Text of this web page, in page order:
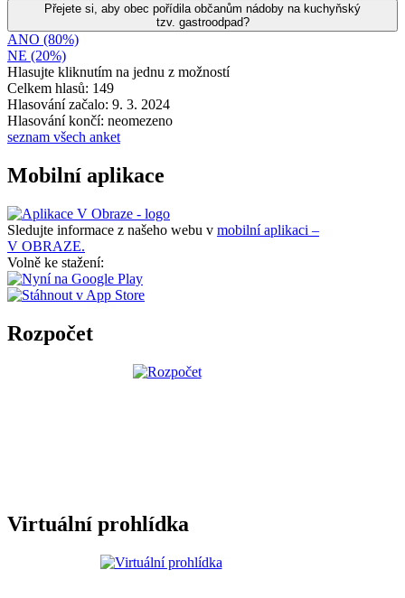
Přejete si, aby obec pořídila občanům nádoby na kuchyňský
tzv. gastroodpad?
ANO (80%)
NE (20%)
Hlasujte kliknutím na jednu z možností
Celkem hlasů: 149
Hlasování začalo: 9. 3. 2024
Hlasování končí: neomezeno
seznam všech anket
Mobilní aplikace
Sledujte informace z našeho webu v mobilní aplikaci –
V OBRAZE.
Volně ke stažení:
Rozpočet
Virtuální prohlídka